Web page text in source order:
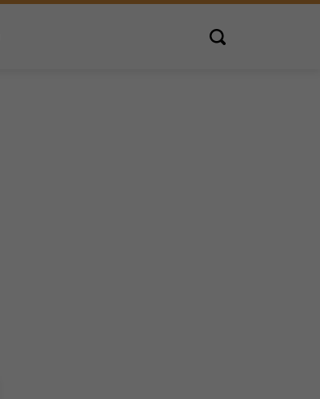
Open search